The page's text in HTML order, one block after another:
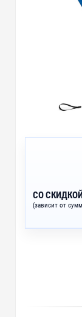
СО СКИДКОЙ
(зависит от